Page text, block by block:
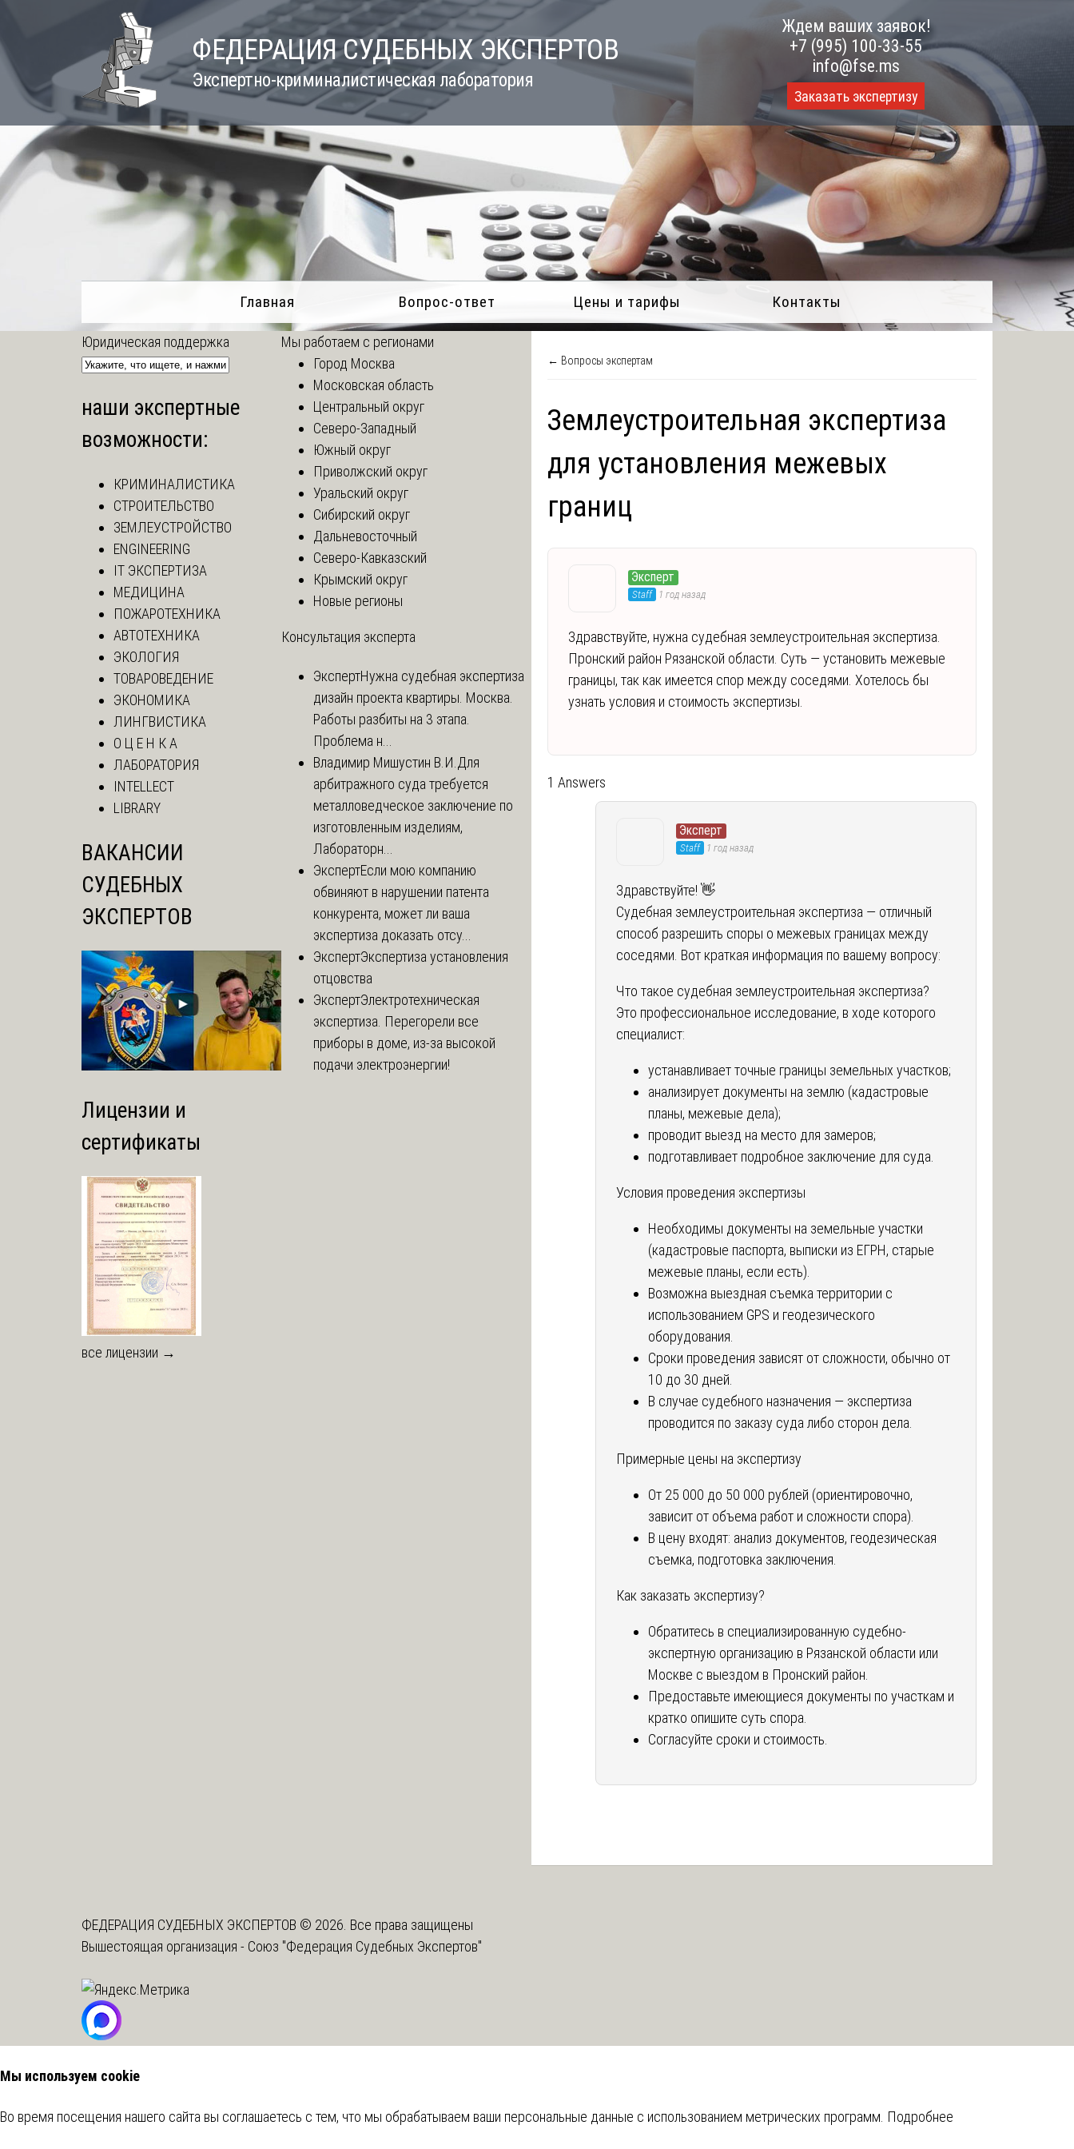
content
ФЕДЕРАЦИЯ СУДЕБНЫХ ЭКСПЕРТОВ
Экспертно-криминалистическая лаборатория
Ждем ваших заявок!
+7 (995) 100-33-55
info@fse.ms
Заказать экспертизу
Главная Вопрос-ответ Цены и тарифы Контакты
← Вопросы экспертам
Землеустроительная экспертиза
для установления межевых
границ
Эксперт
Staff 1 год назад
Здравствуйте, нужна судебная землеустроительная экспертиза.
Пронский район Рязанской области. Суть — установить межевые
границы, так как имеется спор между соседями. Хотелось бы
узнать условия и стоимость экспертизы.
1 Answers
Эксперт
Staff 1 год назад
Здравствуйте! 👋
Судебная землеустроительная экспертиза — отличный
способ разрешить споры о межевых границах между
соседями. Вот краткая информация по вашему вопросу:
Что такое судебная землеустроительная экспертиза?
Это профессиональное исследование, в ходе которого
специалист:
устанавливает точные границы земельных участков;
анализирует документы на землю (кадастровые
планы, межевые дела);
проводит выезд на место для замеров;
подготавливает подробное заключение для суда.
Условия проведения экспертизы
Необходимы документы на земельные участки
(кадастровые паспорта, выписки из ЕГРН, старые
межевые планы, если есть).
Возможна выездная съемка территории с
использованием GPS и геодезического
оборудования.
Сроки проведения зависят от сложности, обычно от
10 до 30 дней.
В случае судебного назначения — экспертиза
проводится по заказу суда либо сторон дела.
Примерные цены на экспертизу
От 25 000 до 50 000 рублей (ориентировочно,
зависит от объема работ и сложности спора).
В цену входят: анализ документов, геодезическая
съемка, подготовка заключения.
Как заказать экспертизу?
Обратитесь в специализированную судебно-
экспертную организацию в Рязанской области или
Москве с выездом в Пронский район.
Предоставьте имеющиеся документы по участкам и
кратко опишите суть спора.
Согласуйте сроки и стоимость.
Юридическая поддержка
наши экспертные
возможности:
КРИМИНАЛИСТИКА
СТРОИТЕЛЬСТВО
ЗЕМЛЕУСТРОЙСТВО
ENGINEERING
IT ЭКСПЕРТИЗА
МЕДИЦИНА
ПОЖАРОТЕХНИКА
АВТОТЕХНИКА
ЭКОЛОГИЯ
ТОВАРОВЕДЕНИЕ
ЭКОНОМИКА
ЛИНГВИСТИКА
О Ц Е Н К А
ЛАБОРАТОРИЯ
INTELLECT
LIBRARY
ВАКАНСИИ
СУДЕБНЫХ
ЭКСПЕРТОВ
Лицензии и
сертификаты
все лицензии →
Мы работаем с регионами
Город Москва
Московская область
Центральный округ
Северо-Западный
Южный округ
Приволжский округ
Уральский округ
Сибирский округ
Дальневосточный
Северо-Кавказский
Крымский округ
Новые регионы
Консультация эксперта
ЭкспертНужна судебная экспертиза
дизайн проекта квартиры. Москва.
Работы разбиты на 3 этапа.
Проблема н...
Владимир Мишустин В.И. Для
арбитражного суда требуется
металловедческое заключение по
изготовленным изделиям,
Лабораторн...
ЭкспертЕсли мою компанию
обвиняют в нарушении патента
конкурента, может ли ваша
экспертиза доказать отсу...
ЭкспертЭкспертиза установления
отцовства
ЭкспертЭлектротехническая
экспертиза. Перегорели все
приборы в доме, из-за высокой
подачи электроэнергии!
ФЕДЕРАЦИЯ СУДЕБНЫХ ЭКСПЕРТОВ © 2026. Все права защищены
Вышестоящая организация - Союз "Федерация Судебных Экспертов"
Мы используем cookie
Во время посещения нашего сайта вы соглашаетесь с тем, что мы обрабатываем ваши персональные данные с использованием метрических программ. Подробнее